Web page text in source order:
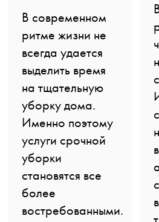
В современном
ритме жизни не
всегда удается
выделить время
на тщательную
уборку дома.
Именно поэтому
услуги срочной
уборки
становятся все
более
востребованными.